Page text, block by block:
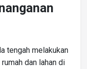
tengah melakukan
dan lahan di